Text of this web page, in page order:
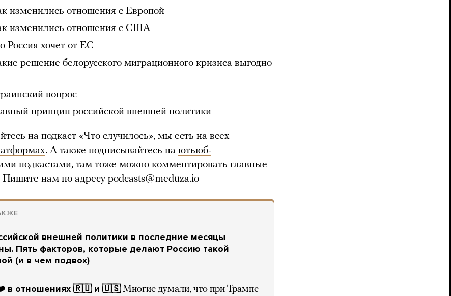
изменились отношения с Европой
изменились отношения с США
Россия хочет от ЕС
решение белорусского миграционного кризиса выгодно
вопрос
принцип российской внешней политики
на подкаст «Что случилось», мы есть на всех
. А также подписывайтесь на ютьюб-
подкастами, там тоже можно комментировать главные
Пишите нам по адресу podcasts@meduza.io
внешней политики в последние месяцы
Пять факторов, которые делают Россию такой
(и в чем подвох)
в отношениях 🇷🇺 и 🇺🇸 Многие думали, что при Трампе